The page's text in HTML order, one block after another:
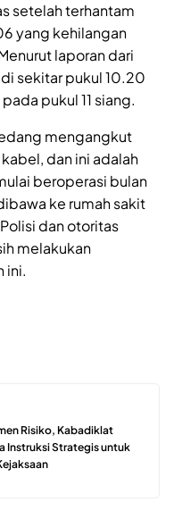
setelah terhantam
yang kehilangan
laporan dari
sekitar pukul 10.20
pukul 11 siang.
mengangkut
dan ini adalah
beroperasi bulan
ke rumah sakit
dan otoritas
melakukan
ini.
Risiko, Kabadiklat
Instruksi Strategis untuk